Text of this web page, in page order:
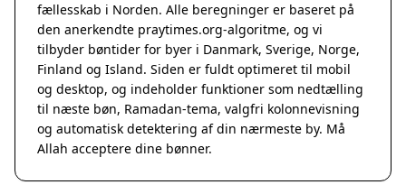
fællesskab i Norden. Alle beregninger er baseret på
den anerkendte praytimes.org-algoritme, og vi
tilbyder bøntider for byer i Danmark, Sverige, Norge,
Finland og Island. Siden er fuldt optimeret til mobil
og desktop, og indeholder funktioner som nedtælling
til næste bøn, Ramadan-tema, valgfri kolonnevisning
og automatisk detektering af din nærmeste by. Må
Allah acceptere dine bønner.